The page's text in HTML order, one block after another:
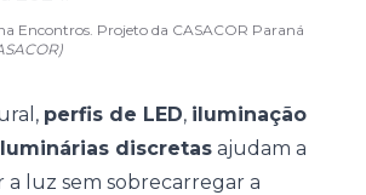
Encontros. Projeto da CASACOR Paraná
perfis de LED, iluminação
luminárias discretas ajudam a
luz sem sobrecarregar a